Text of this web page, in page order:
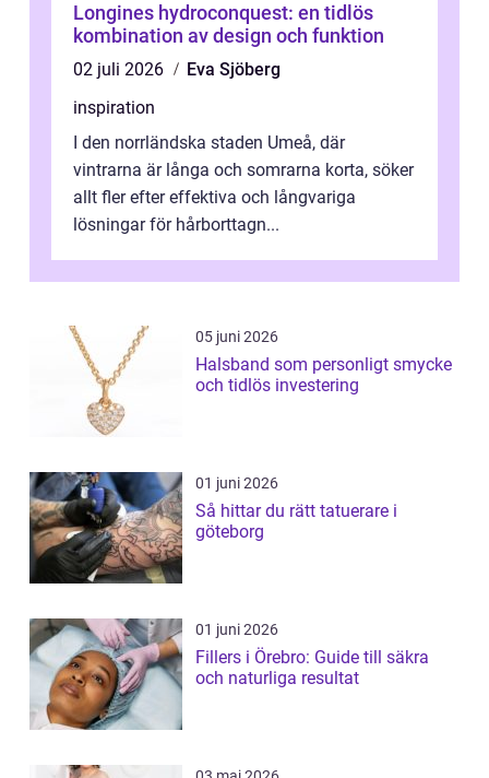
Longines hydroconquest: en tidlös
kombination av design och funktion
02 juli 2026
Eva Sjöberg
inspiration
I den norrländska staden Umeå, där
vintrarna är långa och somrarna korta, söker
allt fler efter effektiva och långvariga
lösningar för hårborttagn...
05 juni 2026
Halsband som personligt smycke
och tidlös investering
01 juni 2026
Så hittar du rätt tatuerare i
göteborg
01 juni 2026
Fillers i Örebro: Guide till säkra
och naturliga resultat